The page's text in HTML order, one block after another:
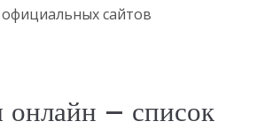
официальных сайтов
онлайн – список